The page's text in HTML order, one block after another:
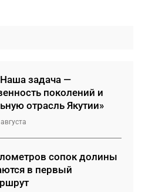
задача —
поколений и
отрасль Якутии»
сопок долины
в первый